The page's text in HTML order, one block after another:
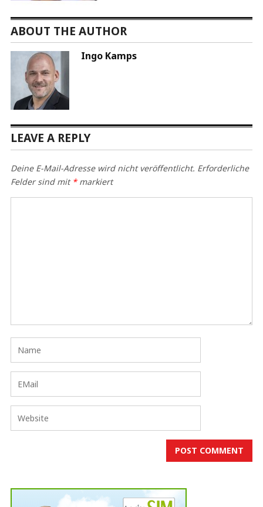
ABOUT THE AUTHOR
Ingo Kamps
LEAVE A REPLY
Deine E-Mail-Adresse wird nicht veröffentlicht. Erforderliche
Felder sind mit *markiert